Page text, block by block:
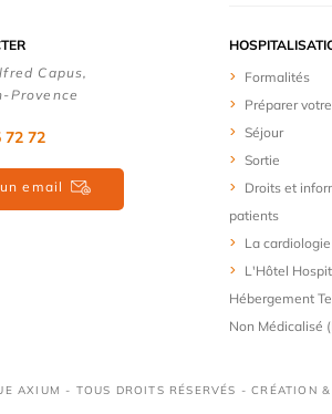
Capus,
Provence
72 72
email
Formalités
Préparer
Séjour
Sortie
Droits et
patients
La cardiologie
L'Hôtel
Hébergement
Non Médicalisé
AXIUM - TOUS DROITS RÉSERVÉS - CRÉATION